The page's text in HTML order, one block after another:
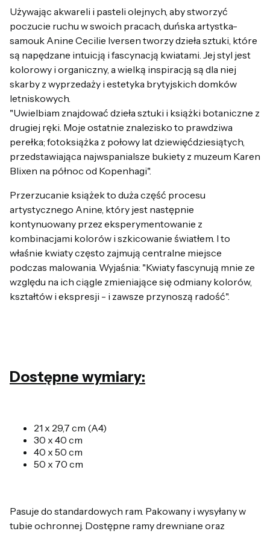
Używając akwareli i pasteli olejnych, aby stworzyć
poczucie ruchu w swoich pracach, duńska artystka-
samouk Anine Cecilie Iversen tworzy dzieła sztuki, które
są napędzane intuicją i fascynacją kwiatami. Jej styl jest
kolorowy i organiczny, a wielką inspiracją są dla niej
skarby z wyprzedaży i estetyka brytyjskich domków
letniskowych.
"Uwielbiam znajdować dzieła sztuki i książki botaniczne z
drugiej ręki. Moje ostatnie znalezisko to prawdziwa
perełka; fotoksiążka z połowy lat dziewięćdziesiątych,
przedstawiająca najwspanialsze bukiety z muzeum Karen
Blixen na północ od Kopenhagi".
Przerzucanie książek to duża część procesu
artystycznego Anine, który jest następnie
kontynuowany przez eksperymentowanie z
kombinacjami kolorów i szkicowanie światłem. I to
właśnie kwiaty często zajmują centralne miejsce
podczas malowania. Wyjaśnia: "Kwiaty fascynują mnie ze
względu na ich ciągle zmieniające się odmiany kolorów,
kształtów i ekspresji - i zawsze przynoszą radość".
Dostępne wymiary:
21 x 29,7 cm (A4)
30 x 40 cm
40 x 50 cm
50 x 70 cm
Pasuje do standardowych ram. Pakowany i wysyłany w
tubie ochronnej. Dostępne ramy drewniane oraz